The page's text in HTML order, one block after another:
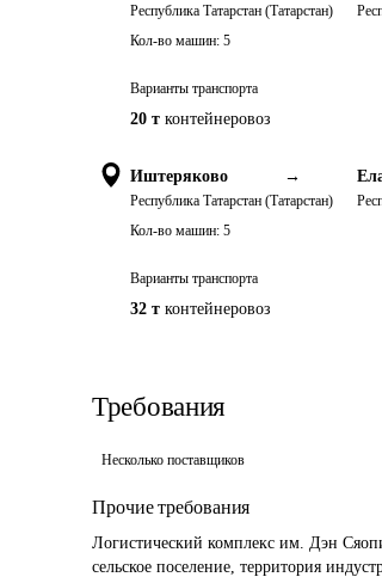
Республика Татарстан (Татарстан)
Кол-во машин: 5
Варианты транспорта
20 т контейнеровоз
Иштеряково →
Республика Татарстан (Татарстан)
Кол-во машин: 5
Варианты транспорта
32 т контейнеровоз
Требования
Несколько поставщиков
Прочие требования
Логистический комплекс им. Дэн
сельское поселение, территория